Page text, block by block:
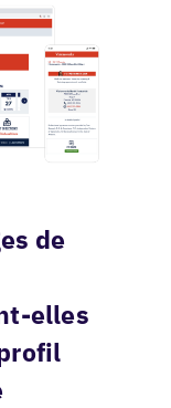
de
elles